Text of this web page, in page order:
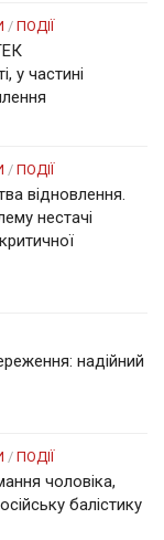
/ ПОДІЇ
у частині
/ ПОДІЇ
відновлення.
нестачі
надійний
/ ПОДІЇ
чоловіка,
балістику